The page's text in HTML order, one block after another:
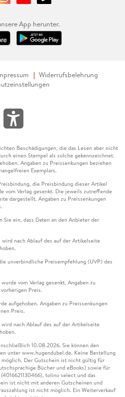
App herunter.
Widerrufsbelehrung
Beschädigungen, die das Lesen aber nicht
einen Stempel als solche gekennzeichnet.
Angaben zu Preissenkungen beziehen
Exemplars.
die Preisbindung dieser Artikel
vom Verlag gesenkt. Die jeweils zutreffende
dargestellt. Angaben zu Preissenkungen
ein, dass Daten an den Anbieter der
nach Ablauf des auf der Artikelseite
unverbindliche Preisempfehlung (UVP) des
vom Verlag gesenkt. Angaben zu
Preis.
aufgehoben. Angaben zu Preissenkungen
Preis.
nach Ablauf des auf der Artikelseite
10.08.2026. Sie können den
unter www.hugendubel.de. Keine Bestellung
Der Gutschein ist nicht gültig für
Bücher und eBooks) sowie für
tolino select und das
ist nicht mit anderen Gutscheinen und
ist nicht möglich. Ein Weiterverkauf